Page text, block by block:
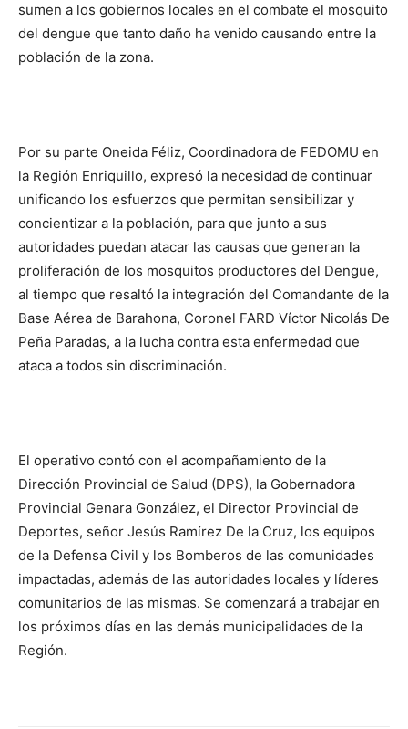
sumen a los gobiernos locales en el combate el mosquito
del dengue que tanto daño ha venido causando entre la
población de la zona.
Por su parte Oneida Féliz, Coordinadora de FEDOMU en
la Región Enriquillo, expresó la necesidad de continuar
unificando los esfuerzos que permitan sensibilizar y
concientizar a la población, para que junto a sus
autoridades puedan atacar las causas que generan la
proliferación de los mosquitos productores del Dengue,
al tiempo que resaltó la integración del Comandante de la
Base Aérea de Barahona, Coronel FARD Víctor Nicolás De
Peña Paradas, a la lucha contra esta enfermedad que
ataca a todos sin discriminación.
El operativo contó con el acompañamiento de la
Dirección Provincial de Salud (DPS), la Gobernadora
Provincial Genara González, el Director Provincial de
Deportes, señor Jesús Ramírez De la Cruz, los equipos
de la Defensa Civil y los Bomberos de las comunidades
impactadas, además de las autoridades locales y líderes
comunitarios de las mismas. Se comenzará a trabajar en
los próximos días en las demás municipalidades de la
Región.